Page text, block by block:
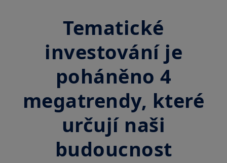
Video
Tematické
investování je
poháněno 4
megatrendy, které
určují naši
budoucnost